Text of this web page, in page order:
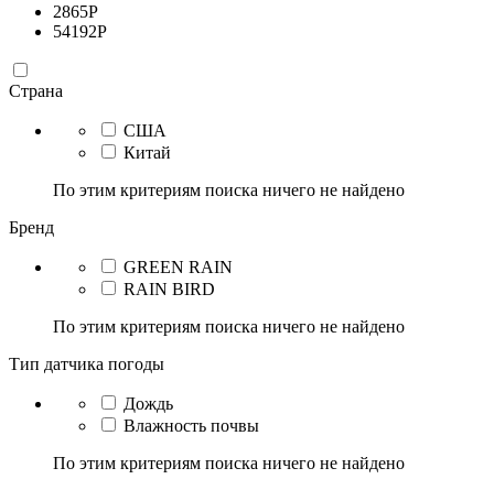
2865Р
54192Р
Страна
США
Китай
По этим критериям поиска ничего не найдено
Бренд
GREEN RAIN
RAIN BIRD
По этим критериям поиска ничего не найдено
Тип датчика погоды
Дождь
Влажность почвы
По этим критериям поиска ничего не найдено